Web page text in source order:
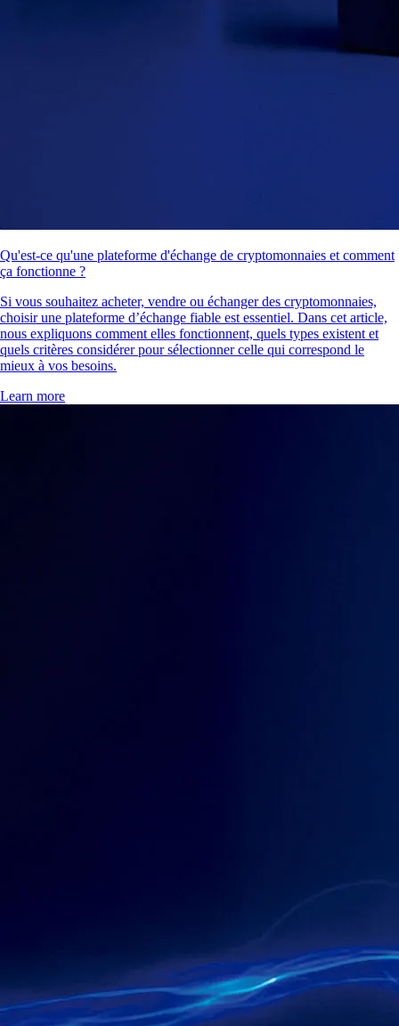
Qu'est-ce qu'une plateforme d'échange de cryptomonnaies et comment
ça fonctionne ?
Si vous souhaitez acheter, vendre ou échanger des cryptomonnaies,
choisir une plateforme d’échange fiable est essentiel. Dans cet article,
nous expliquons comment elles fonctionnent, quels types existent et
quels critères considérer pour sélectionner celle qui correspond le
mieux à vos besoins.
Learn more